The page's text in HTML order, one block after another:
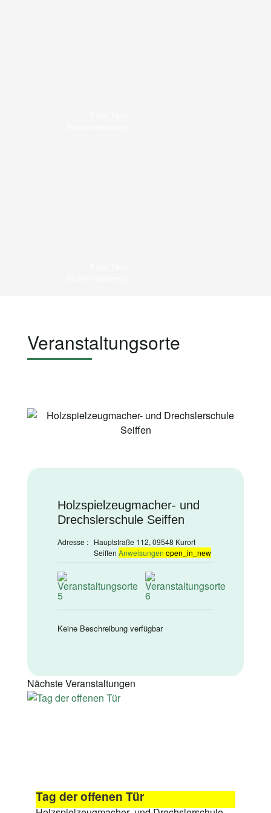
Veranstaltungsorte
Holzspielzeugmacher- und
Drechslerschule Seiffen
Adresse : Hauptstraße 112, 09548 Kurort
Seiffen Anweisungen open_in_new
Keine Beschreibung verfügbar
Nächste Veranstaltungen
Tag der offenen Tür